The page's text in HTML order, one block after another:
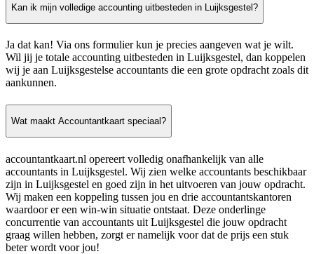
Kan ik mijn volledige accounting uitbesteden in Luijksgestel?
Ja dat kan! Via ons formulier kun je precies aangeven wat je wilt.
Wil jij je totale accounting uitbesteden in Luijksgestel, dan koppelen
wij je aan Luijksgestelse accountants die een grote opdracht zoals dit
aankunnen.
Wat maakt Accountantkaart speciaal?
accountantkaart.nl opereert volledig onafhankelijk van alle
accountants in Luijksgestel. Wij zien welke accountants beschikbaar
zijn in Luijksgestel en goed zijn in het uitvoeren van jouw opdracht.
Wij maken een koppeling tussen jou en drie accountantskantoren
waardoor er een win-win situatie ontstaat. Deze onderlinge
concurrentie van accountants uit Luijksgestel die jouw opdracht
graag willen hebben, zorgt er namelijk voor dat de prijs een stuk
beter wordt voor jou!